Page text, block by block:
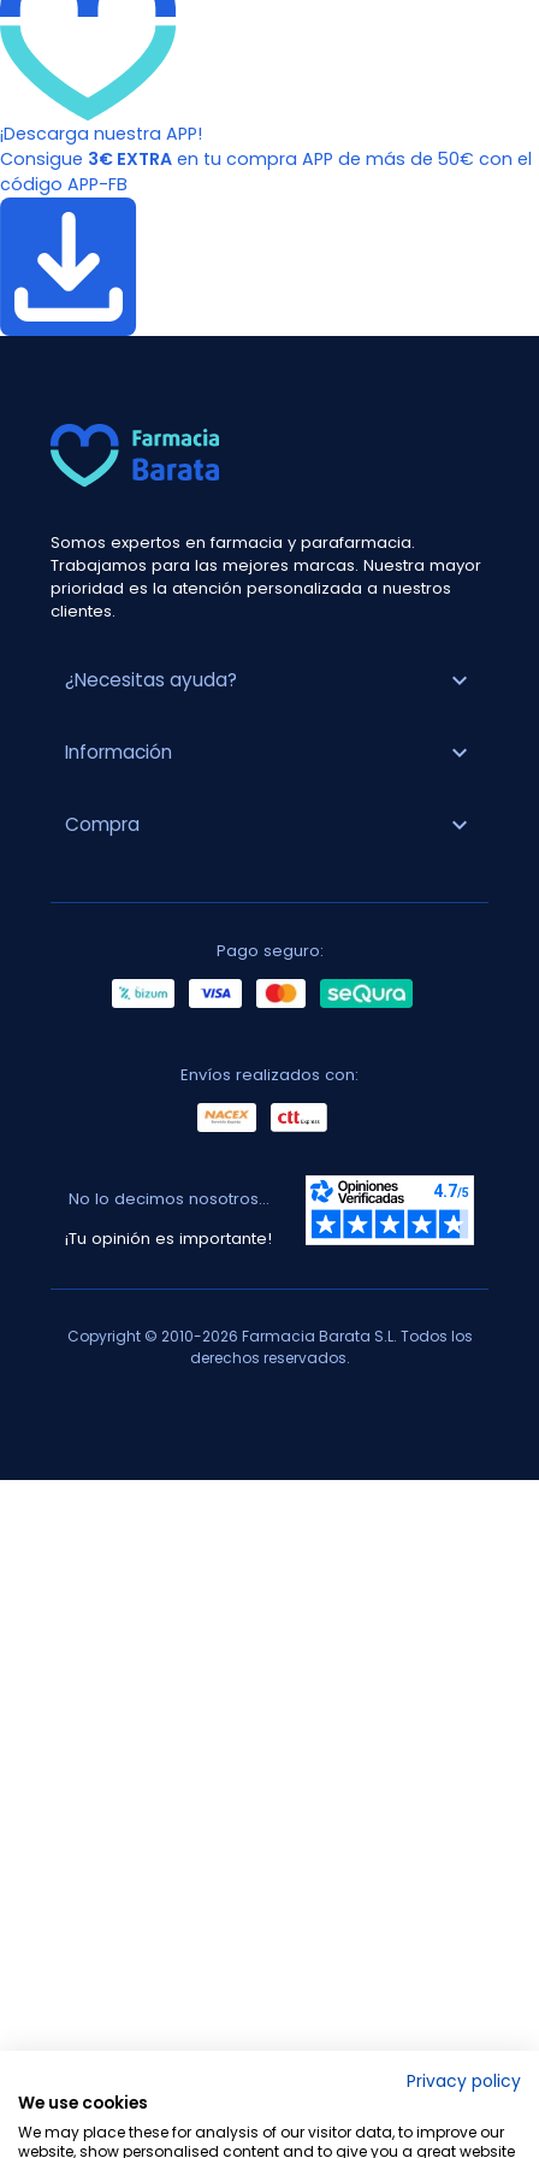
¡Descarga nuestra APP!
Consigue 3€ EXTRA en tu compra APP de más de 50€ con el
código APP-FB
Somos expertos en farmacia y parafarmacia.
Trabajamos para las mejores marcas. Nuestra mayor
prioridad es la atención personalizada a nuestros
clientes.
¿Necesitas ayuda? expand_more
Información expand_more
Compra expand_more
Pago seguro:
Envíos realizados con:
No lo decimos nosotros...
¡Tu opinión es importante!
Copyright © 2010-2026 Farmacia Barata S.L. Todos los
derechos reservados.
Privacy policy
We use cookies
We may place these for analysis of our visitor data, to improve our
website, show personalised content and to give you a great website